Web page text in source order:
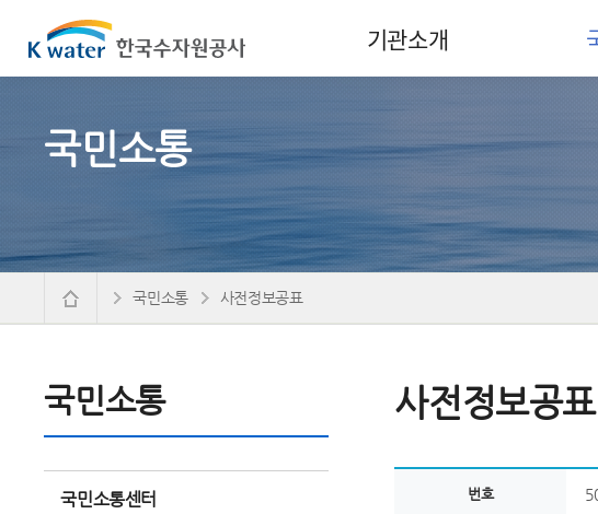
기관소개
국민소통
국민소통
국민소통센터
국민소통 사전정보공표
사전정보공표
번호